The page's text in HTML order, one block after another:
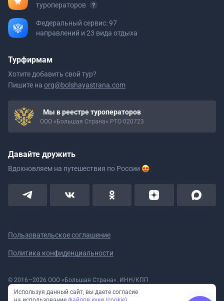
туроператоров
Федеральный сервис: 97
направлений и 23 вида отдыха
Турфирмам
Хотите добавить свой тур?
Пишите на org@bolshayastrana.com
Мы в реестре туроператоров
ООО «Большая Страна» РТО 020723
Давайте дружить
Вдохновляем на путешествия по России
Пользовательское соглашение
Политика конфиденциальности
© 2016—2026 ООО «Большая Страна». ИНН/КПП
5908078160/590801001 ОГРН 1185958020533
Номер в реестре Роскомнадзора № 59-18-006319 (Приказ № 321 от
Используя данный сайт, вы даете согласие